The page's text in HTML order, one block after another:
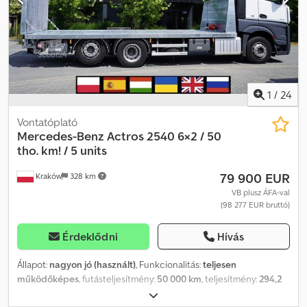
1 / 24
Kraków 328 km
Vontatóplató
Mercedes-Benz Actros 2540 6×2 / 50
tho. km! / 5 units
79 900 EUR
VB plusz ÁFA-val
(98 277 EUR bruttó)
Érdeklődni Hívás
Állapot: nagyon jó (használt), Funkcionalitás:teljesen
működőképes, futásteljesítmény: 50 000 km, teljesítmény:294,2
, üzemanyagtípus:dízel